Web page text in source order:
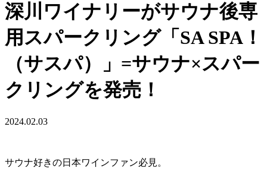
深川ワイナリーがサウナ後専
用スパークリング「SA SPA！
（サスパ）」=サウナ×スパー
クリングを発売！
2024.02.03
サウナ好きの日本ワインファン必見。